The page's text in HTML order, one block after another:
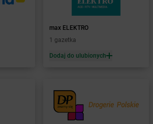
max ELEKTRO
1 gazetka
Dodaj do ulubionych